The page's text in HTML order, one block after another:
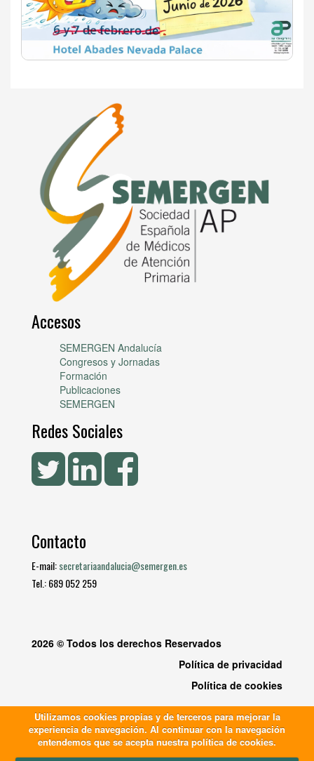
Accesos
SEMERGEN Andalucía
Congresos y Jornadas
Formación
Publicaciones
SEMERGEN
Redes Sociales
Contacto
E-mail:secretariaandalucia@semergen.es
Tel.: 689 052 259
2026 © Todos los derechos Reservados
Política de privacidad
Política de cookies
Utilizamos cookies propias y de terceros para mejorar la
experiencia de navegación. Al continuar con la navegación
entendemos que se acepta nuestra política de cookies.